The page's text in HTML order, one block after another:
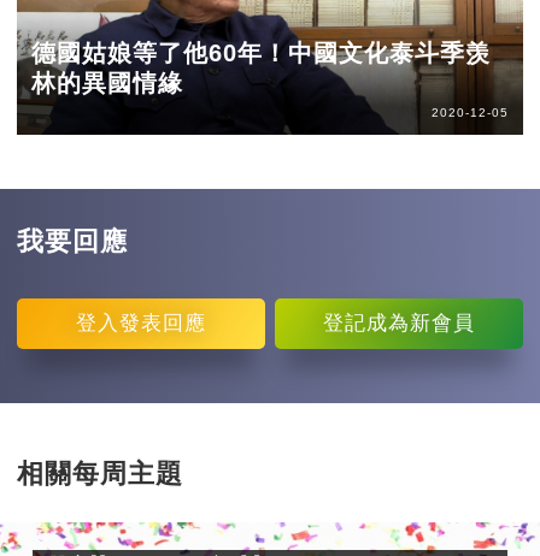
德國姑娘等了他60年！中國文化泰斗季羡
林的異國情緣
2020-12-05
我要回應
登入 發表回應 登記成為新會員
相關每周主題